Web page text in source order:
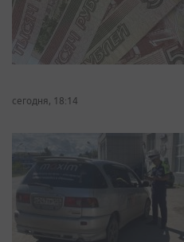
сегодня, 18:14